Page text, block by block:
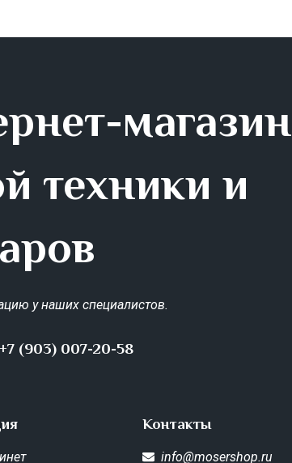
магазин
техники и
у наших специалистов.
+7 (903) 007-20-58
Контакты
info@mosershop.ru